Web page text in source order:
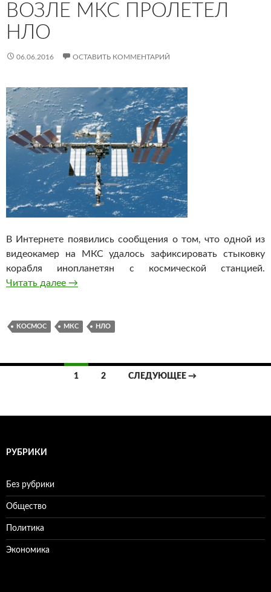
ВОЗЛЕ МКС ПРОЛЕТЕЛ
НЛО
06.06.2016 ОСТАВИТЬ КОММЕНТАРИЙ
В Интернете появились сообщения о том, что одной из
видеокамер на МКС удалось зафиксировать стыковку
корабля инопланетян с космической станцией.
Читать далее Возле МКС пролетел НЛО
→
КОСМОС МКС НЛО
по
1 2 СЛЕДУЮЩЕЕ →
РУБРИКИ
Без рубрики
Общество
Политика
Экономика